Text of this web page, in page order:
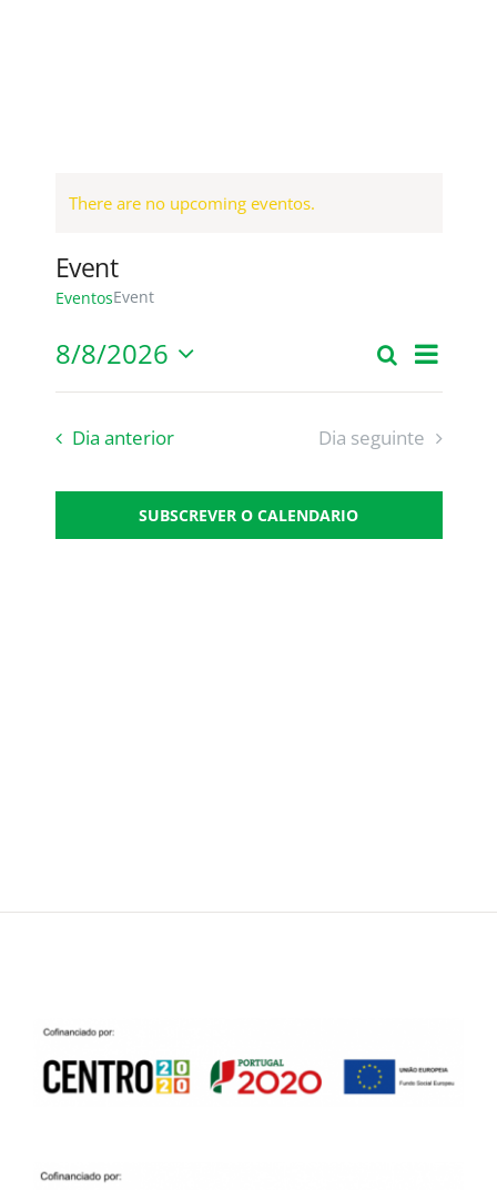
There are no upcoming eventos.
Event
EventosEvent
Eventos
Search
and
Views
Pesquisar
Day
8/8/2026
Selecione
Dia anterior Dia seguinte
SUBSCREVER O CALENDARIO